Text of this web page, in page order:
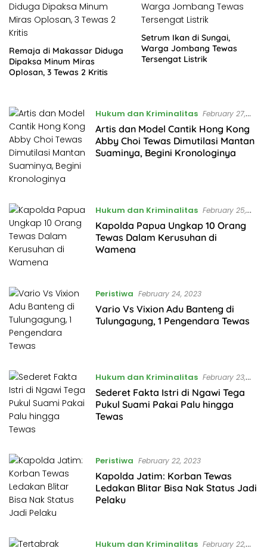
Remaja di Makassar Diduga
Dipaksa Minum Miras
Oplosan, 3 Tewas 2 Kritis
Setrum Ikan di Sungai,
Warga Jombang Tewas
Tersengat Listrik
Hukum dan Kriminalitas February 27,
2023
Artis dan Model Cantik Hong Kong
Abby Choi Tewas Dimutilasi Mantan
Suaminya, Begini Kronologinya
Hukum dan Kriminalitas February 25,
2023
Kapolda Papua Ungkap 10 Orang
Tewas Dalam Kerusuhan di
Wamena
Peristiwa February 24, 2023
Vario Vs Vixion Adu Banteng di
Tulungagung, 1 Pengendara Tewas
Hukum dan Kriminalitas February 23,
2023
Sederet Fakta Istri di Ngawi Tega
Pukul Suami Pakai Palu hingga
Tewas
Peristiwa February 22, 2023
Kapolda Jatim: Korban Tewas
Ledakan Blitar Bisa Nak Status Jadi
Pelaku
Hukum dan Kriminalitas February 22,